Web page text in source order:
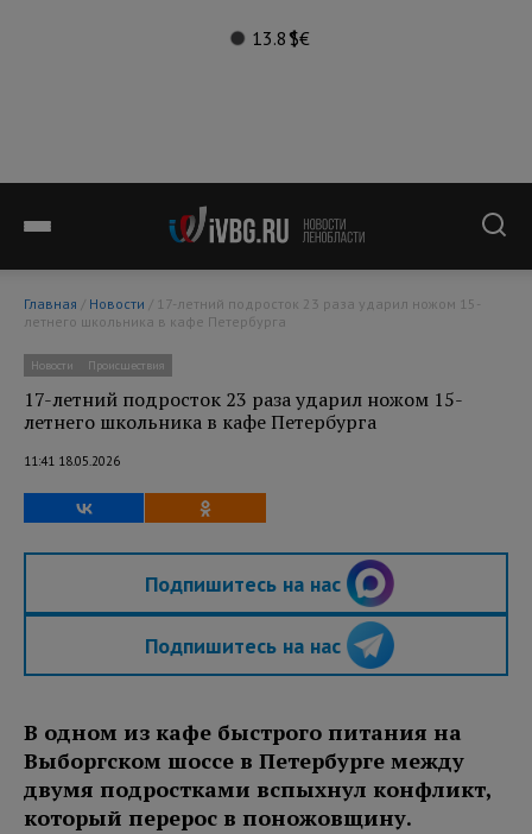
13.8°$€
Главная / Новости
летнего школьника в кафе Петербурга
Новости Происшествия
17-летний подросток 23 раза ударил ножом 15-
летнего школьника в кафе Петербурга
11:41 18.05.2026
Подпишитесь на нас
Подпишитесь на нас
В одном из кафе быстрого питания на
Выборгском шоссе в Петербурге между
двумя подростками вспыхнул конфликт,
который перерос в поножовщину.